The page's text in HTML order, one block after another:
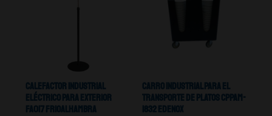
Calefactor Industrial
Eléctrico Para Exterior
FA017 Frioalhambra
Carro Industrial Para El
Transporte De Platos CPPAM-
1832 Edenox